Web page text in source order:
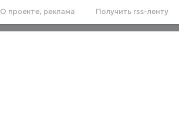
О проекте, реклама Получить rss-ленту